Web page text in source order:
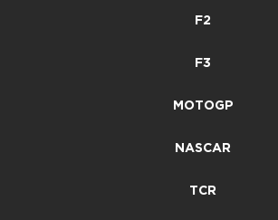
F2
F3
MOTOGP
NASCAR
TCR